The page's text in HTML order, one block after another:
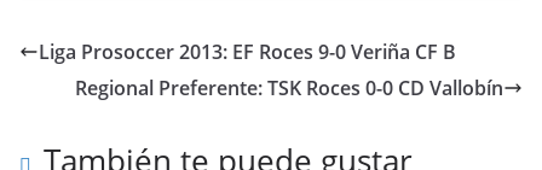
Liga Prosoccer 2013: EF Roces 9-0 Veriña CF B
Regional Preferente: TSK Roces 0-0 CD Vallobín
También te puede gustar